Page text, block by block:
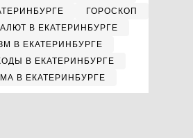
ГОРОСКОП
В ЕКАТЕРИНБУРГЕ
В ЕКАТЕРИНБУРГЕ
В ЕКАТЕРИНБУРГЕ
В ЕКАТЕРИНБУРГЕ